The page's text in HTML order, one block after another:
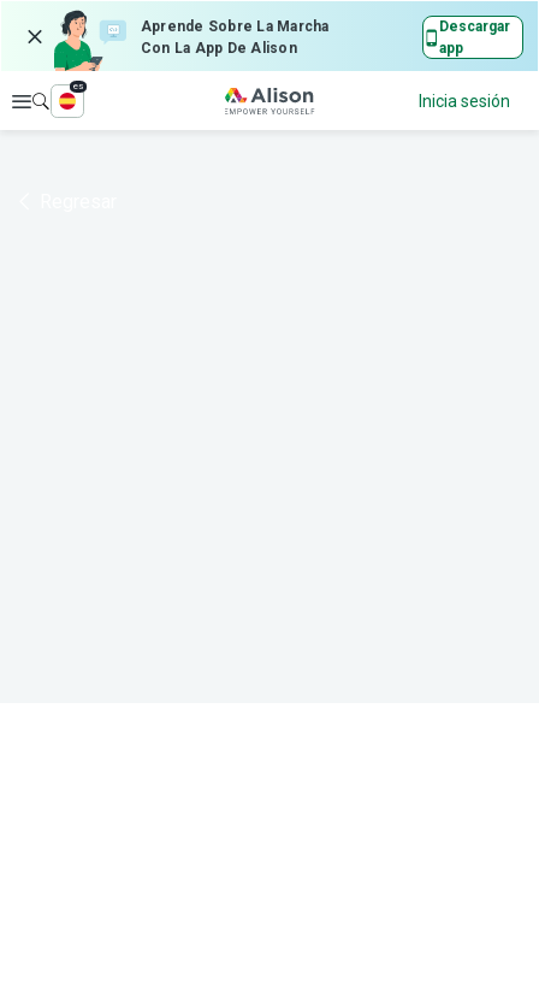
Aprende Sobre La Marcha
Con La App De Alison
Descargar
app
Explorar
es
Inicia sesión